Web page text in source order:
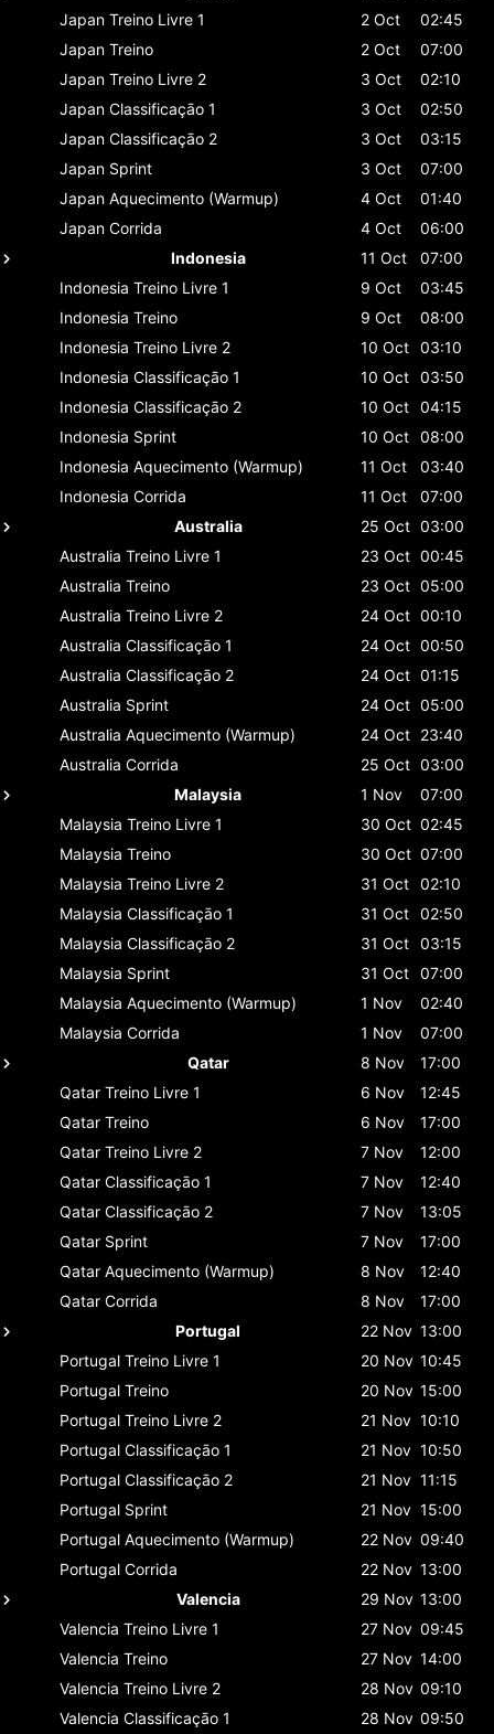
Japan Treino Livre 1 2 Oct
02:45
Japan Treino 2 Oct
07:00
Japan Treino Livre 2 3 Oct
02:10
Japan Classificaçāo 1 3 Oct
02:50
Japan Classificaçāo 2 3 Oct
03:15
Japan Sprint 3 Oct
07:00
Japan Aquecimento (Warmup) 4 Oct
01:40
Japan Corrida 4 Oct
06:00
Indonesia
11 Oct
07:00
Indonesia Treino Livre 1 9 Oct
03:45
Indonesia Treino 9 Oct
08:00
Indonesia Treino Livre 2 10 Oct 03:10
Indonesia Classificaçāo 1 10 Oct 03:50
Indonesia Classificaçāo 2 10 Oct 04:15
Indonesia Sprint 10 Oct 08:00
Indonesia Aquecimento (Warmup) 11 Oct
03:40
Indonesia Corrida 11 Oct
07:00
Australia
25 Oct 03:00
Australia Treino Livre 1 23 Oct 00:45
Australia Treino 23 Oct 05:00
Australia Treino Livre 2 24 Oct 00:10
Australia Classificaçāo 1 24 Oct 00:50
Australia Classificaçāo 2 24 Oct 01:15
Australia Sprint 24 Oct 05:00
Australia Aquecimento (Warmup) 24 Oct 23:40
Australia Corrida 25 Oct 03:00
Malaysia
1 Nov
07:00
Malaysia Treino Livre 1 30 Oct 02:45
Malaysia Treino 30 Oct 07:00
Malaysia Treino Livre 2 31 Oct 02:10
Malaysia Classificaçāo 1 31 Oct 02:50
Malaysia Classificaçāo 2 31 Oct 03:15
Malaysia Sprint 31 Oct 07:00
Malaysia Aquecimento (Warmup) 1 Nov
02:40
Malaysia Corrida 1 Nov
07:00
Qatar
8 Nov
17:00
Qatar Treino Livre 1 6 Nov
12:45
Qatar Treino 6 Nov
17:00
Qatar Treino Livre 2 7 Nov
12:00
Qatar Classificaçāo 1 7 Nov
12:40
Qatar Classificaçāo 2 7 Nov
13:05
Qatar Sprint 7 Nov
17:00
Qatar Aquecimento (Warmup) 8 Nov
12:40
Qatar Corrida 8 Nov
17:00
Portugal
22 Nov 13:00
Portugal Treino Livre 1 20 Nov 10:45
Portugal Treino 20 Nov 15:00
Portugal Treino Livre 2 21 Nov 10:10
Portugal Classificaçāo 1 21 Nov 10:50
Portugal Classificaçāo 2 21 Nov 11:15
Portugal Sprint 21 Nov 15:00
Portugal Aquecimento (Warmup) 22 Nov 09:40
Portugal Corrida 22 Nov 13:00
Valencia
29 Nov 13:00
Valencia Treino Livre 1 27 Nov 09:45
Valencia Treino 27 Nov 14:00
Valencia Treino Livre 2 28 Nov 09:10
Valencia Classificaçāo 1 28 Nov 09:50